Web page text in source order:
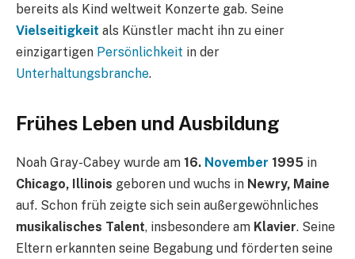
bereits als Kind weltweit Konzerte gab. Seine
Vielseitigkeit als Künstler macht ihn zu einer
einzigartigen Persönlichkeit in der
Unterhaltungsbranche.
Frühes Leben und Ausbildung
Noah Gray-Cabey wurde am 16. November 1995 in
Chicago, Illinois geboren und wuchs in Newry, Maine
auf. Schon früh zeigte sich sein außergewöhnliches
musikalisches Talent, insbesondere am Klavier. Seine
Eltern erkannten seine Begabung und förderten seine